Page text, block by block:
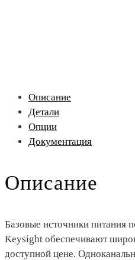
Описание
Детали
Опции
Документация
Описание
Базовые источники питания
Keysight обеспечивают
доступной цене.